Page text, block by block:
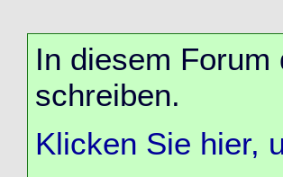
In diesem
schreiben.
Klicken Sie hier,